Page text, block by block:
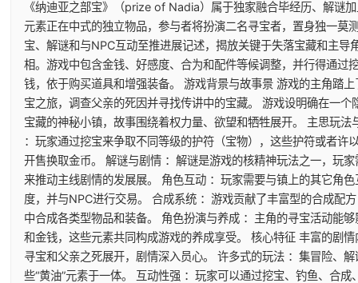
《纳迪亚之部宝》（prize of Nadia）属于独家融合毕经历、解谜
元素正在中式的独立物品，参与者将扮演二名寻宝者，置身独一莫
宝、解谜和与NPC互动至推进展记述，揭放关键于失落宝藏和主导
相。游戏中包含金钱、好感度、合为和配件等候调整，并行得通过
钱，依于购买道具和增强装备。 游戏背景与故事景 游戏的主角踏
宝之旅，调查父亲的死因并寻找传讲中的宝藏。 游戏设明确在一个
宝藏的神秘小镇，故事围绕着权力量、欲望和牺牲展开。 主思玩法
：玩家通过挖宝来争取不同等级的护符（宝物），这些护符或者许
开售换取金币。 解谜与剧情 ：解谜是游戏的核精神玩法之一，玩
来推动主线剧情的发展展。 角色互动 ：玩家需要与镇上的其它角
度，并与NPC进行交易。 合成系统 ：游戏贡献了丰富型的合成配
中合成各类型物品和装备。 角色扮演与养成 ：主角的寻宝活动能
和金钱，这些元素共同构成游戏的养成享受。 核心特征 丰富的剧
寻宝和父亲之死展开，剧情深入员心。 许多式的玩法 ：集冒险、
些“黄油”元素于一体。 互动性强 ：玩家可以通过挖宝、钓鱼、合成